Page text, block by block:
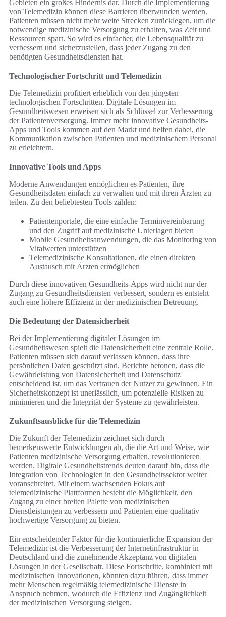
Gebieten ein großes Hindernis dar. Durch die Implementierung
von Telemedizin können diese Barrieren überwunden werden.
Patienten müssen nicht mehr weite Strecken zurücklegen, um die
notwendige medizinische Versorgung zu erhalten, was Zeit und
Ressourcen spart. So wird es einfacher, die Lebensqualität zu
verbessern und sicherzustellen, dass jeder Zugang zu den
benötigten Gesundheitsdiensten hat.
Technologischer Fortschritt und Telemedizin
Die Telemedizin profitiert erheblich von den jüngsten
technologischen Fortschritten. Digitale Lösungen im
Gesundheitswesen erweisen sich als Schlüssel zur Verbesserung
der Patientenversorgung. Immer mehr innovative Gesundheits-
Apps und Tools kommen auf den Markt und helfen dabei, die
Kommunikation zwischen Patienten und medizinischem Personal
zu erleichtern.
Innovative Tools und Apps
Moderne Anwendungen ermöglichen es Patienten, ihre
Gesundheitsdaten einfach zu verwalten und mit ihren Ärzten zu
teilen. Zu den beliebtesten Tools zählen:
Patientenportale, die eine einfache Terminvereinbarung
und den Zugriff auf medizinische Unterlagen bieten
Mobile Gesundheitsanwendungen, die das Monitoring von
Vitalwerten unterstützen
Telemedizinische Konsultationen, die einen direkten
Austausch mit Ärzten ermöglichen
Durch diese innovativen Gesundheits-Apps wird nicht nur der
Zugang zu Gesundheitsdiensten verbessert, sondern es entsteht
auch eine höhere Effizienz in der medizinischen Betreuung.
Die Bedeutung der Datensicherheit
Bei der Implementierung digitaler Lösungen im
Gesundheitswesen spielt die Datensicherheit eine zentrale Rolle.
Patienten müssen sich darauf verlassen können, dass ihre
persönlichen Daten geschützt sind. Berichte betonen, dass die
Gewährleistung von Datensicherheit und Datenschutz
entscheidend ist, um das Vertrauen der Nutzer zu gewinnen. Ein
Sicherheitskonzept ist unerlässlich, um potenzielle Risiken zu
minimieren und die Integrität der Systeme zu gewährleisten.
Zukunftsausblicke für die Telemedizin
Die Zukunft der Telemedizin zeichnet sich durch
bemerkenswerte Entwicklungen ab, die die Art und Weise, wie
Patienten medizinische Versorgung erhalten, revolutionieren
werden. Digitale Gesundheitstrends deuten darauf hin, dass die
Integration von Technologien in den Gesundheitssektor weiter
voranschreitet. Mit einem wachsenden Fokus auf
telemedizinische Plattformen besteht die Möglichkeit, den
Zugang zu einer breiten Palette von medizinischen
Dienstleistungen zu verbessern und Patienten eine qualitativ
hochwertige Versorgung zu bieten.
Ein entscheidender Faktor für die kontinuierliche Expansion der
Telemedizin ist die Verbesserung der Internetinfrastruktur in
Deutschland und die zunehmende Akzeptanz von digitalen
Lösungen in der Gesellschaft. Diese Fortschritte, kombiniert mit
medizinischen Innovationen, könnten dazu führen, dass immer
mehr Menschen regelmäßig telemedizinische Dienste in
Anspruch nehmen, wodurch die Effizienz und Zugänglichkeit
der medizinischen Versorgung steigen.